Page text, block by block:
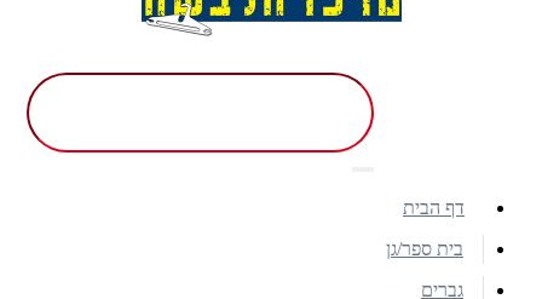
דף הבית
בית ספר/גן
גברים